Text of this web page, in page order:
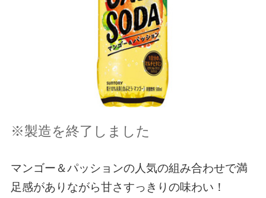
※製造を終了しました
マンゴー＆パッションの人気の組み合わせで満
足感がありながら甘さすっきりの味わい！